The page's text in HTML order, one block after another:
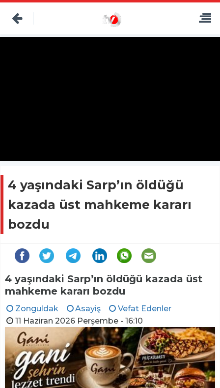
4 yaşındaki Sarp’ın öldüğü
kazada üst mahkeme kararı
bozdu
4 yaşındaki Sarp’ın öldüğü kazada üst
mahkeme kararı bozdu
Zonguldak Asayiş
Vefat Edenler
11 Haziran 2026 Perşembe - 16:10